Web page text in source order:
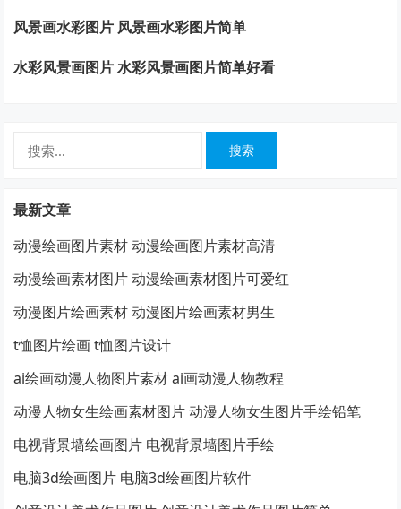
风景画水彩图片 风景画水彩图片简单
水彩风景画图片 水彩风景画图片简单好看
最新文章
动漫绘画图片素材 动漫绘画图片素材高清
动漫绘画素材图片 动漫绘画素材图片可爱红
动漫图片绘画素材 动漫图片绘画素材男生
t恤图片绘画 t恤图片设计
ai绘画动漫人物图片素材 ai画动漫人物教程
动漫人物女生绘画素材图片 动漫人物女生图片手绘铅笔
电视背景墙绘画图片 电视背景墙图片手绘
电脑3d绘画图片 电脑3d绘画图片软件